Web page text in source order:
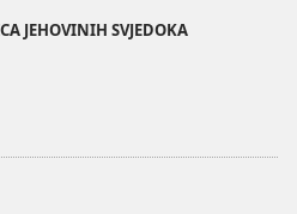
JEHOVINIH SVJEDOKA